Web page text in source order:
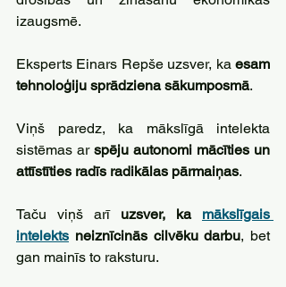
izaugsmē.
Eksperts Einars Repše uzsver, ka esam
tehnoloģiju sprādziena sākumposmā.
Viņš paredz, ka mākslīgā intelekta
sistēmas ar spēju autonomi mācīties un
attīstīties radīs radikālas pārmaiņas.
Taču viņš arī uzsver, ka mākslīgais
intelekts neiznīcinās cilvēku darbu, bet
gan mainīs to raksturu.